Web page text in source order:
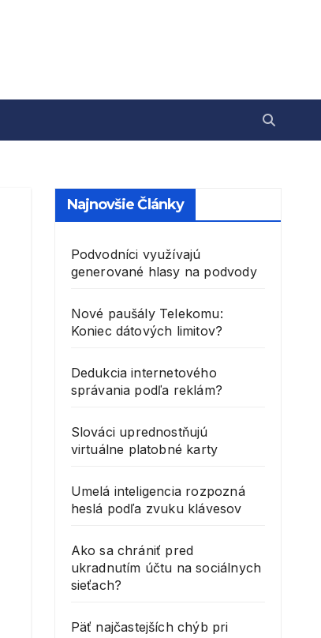
Najnovšie Články
Podvodníci využívajú
generované hlasy na podvody
Nové paušály Telekomu:
Koniec dátových limitov?
Dedukcia internetového
správania podľa reklám?
Slováci uprednostňujú
virtuálne platobné karty
Umelá inteligencia rozpozná
heslá podľa zvuku klávesov
Ako sa chrániť pred
ukradnutím účtu na sociálnych
sieťach?
Päť najčastejších chýb pri